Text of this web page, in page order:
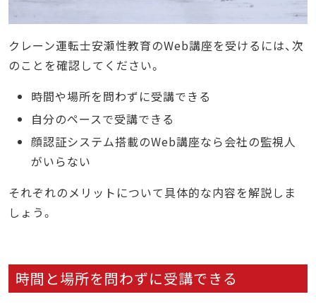
クレーン運転士安瀬性教育のWeb講座を受けるには、次
のことを確認してください。
時間や場所を問わずに受講できる
自分のペースで受講できる
顔認証システム搭載のWeb講座なら会社の監視人
がいらない
それぞれのメリットについて具体的な内容を解説しま
しょう。
時間と場所を問わずに受講できる